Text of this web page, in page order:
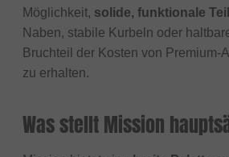
Möglichkeit, solide, funktionale
Naben, stabile Kurbeln oder
Bruchteil der Kosten von Premium-
zu erhalten.
Was stellt Mission